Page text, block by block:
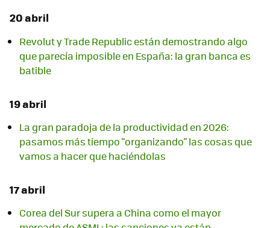
20 abril
Revolut y Trade Republic están demostrando algo
que parecía imposible en España: la gran banca es
batible
19 abril
La gran paradoja de la productividad en 2026:
pasamos más tiempo "organizando" las cosas que
vamos a hacer que haciéndolas
17 abril
Corea del Sur supera a China como el mayor